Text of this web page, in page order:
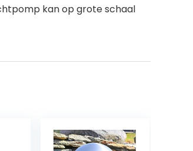
kan op grote schaal